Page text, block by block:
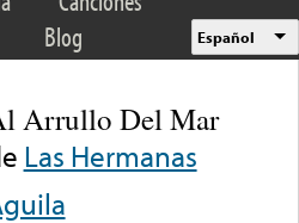
Blog Español
Arrullo Del Mar
Las Hermanas